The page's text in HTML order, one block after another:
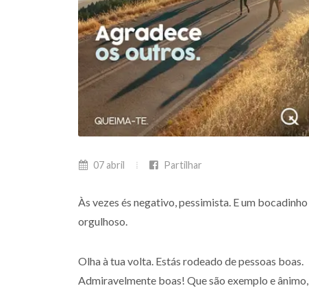
07 abril Partilhar
Às vezes és negativo, pessimista. E um bocadinho
orgulhoso.
Olha à tua volta. Estás rodeado de pessoas boas.
Admiravelmente boas! Que são exemplo e ânimo,